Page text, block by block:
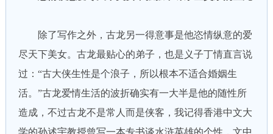
除了写作之外，古龙另一得意事是他恣情纵意的爱
尽天下美女。古龙最贴心的弟子，也是义子丁情直言说
过：“古大侠生性是个浪子，所以根本不适合婚姻生
活。”古龙爱情生活的波折确实有一大半是他的随性所
造成，不过古龙不是常人而是侠客，我记得香港中文大
学的孙述宇教授曾写一本专书谈水浒英雄的个性，文中